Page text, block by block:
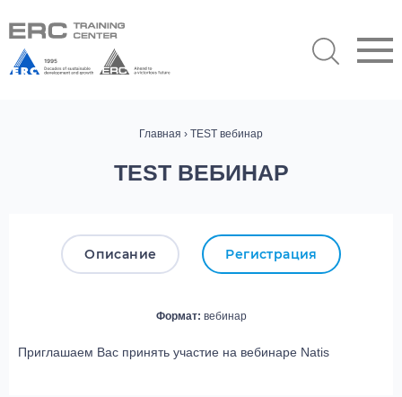
Главная › TEST вебинар
TEST ВЕБИНАР
Описание Регистрация
Формат: вебинар
Приглашаем Вас принять участие на вебинаре Natis